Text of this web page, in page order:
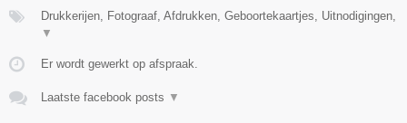
Drukkerijen, Fotograaf, Afdrukken, Geboortekaartjes, Uitnodigingen,
▼
Er wordt gewerkt op afspraak.
Laatste facebook posts ▼